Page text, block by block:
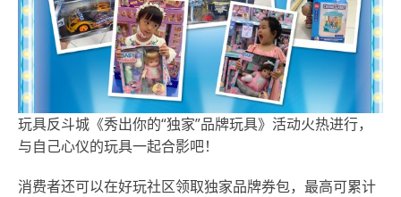
玩具反斗城《秀出你的“独家”品牌玩具》活动火热进行，
与自己心仪的玩具一起合影吧！
消费者还可以在好玩社区领取独家品牌券包，最高可累计